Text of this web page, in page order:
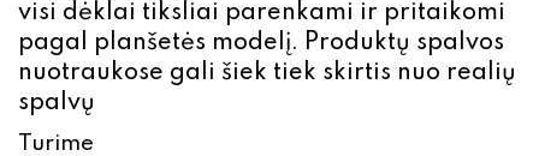
visi dėklai tiksliai parenkami ir pritaikomi
pagal planšetės modelį. Produktų spalvos
nuotraukose gali šiek tiek skirtis nuo realių
spalvų
Turime